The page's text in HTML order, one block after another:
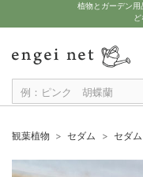
植物とガーデン
観葉植物 セダム
セダ
多肉植物を楽しもう
セダ